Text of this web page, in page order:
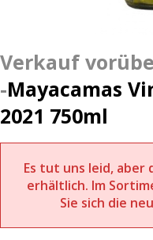
Mayacamas
2021 750ml
Es tut uns leid,
erhältlich. Im
Sie sich die